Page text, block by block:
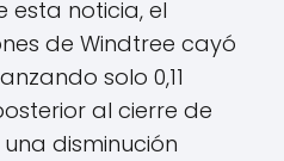
esta noticia, el
de Windtree cayó
solo 0,11
al cierre de
disminución